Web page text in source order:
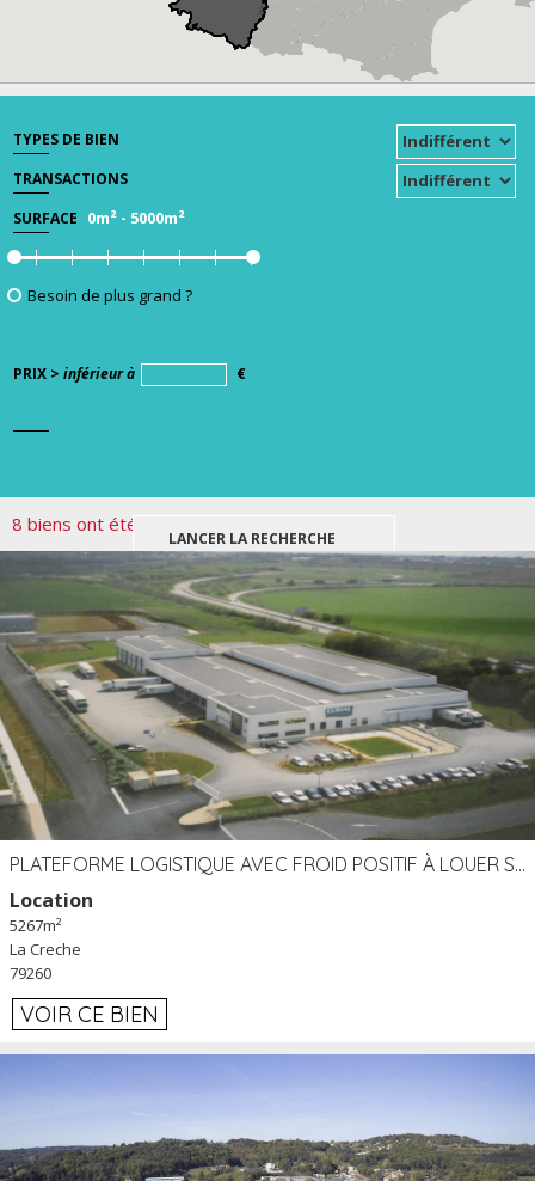
TYPES DE BIEN
TRANSACTIONS
SURFACE 0m² - 5000m²
Besoin de plus grand ?
PRIX > inférieur à €
8 biens ont été trouvés pour votre recherche.
PLATEFORME LOGISTIQUE AVEC FROID POSITIF À LOUER SECTEUR NIORT (79)
Location
5267m²
La Creche
79260
VOIR CE BIEN